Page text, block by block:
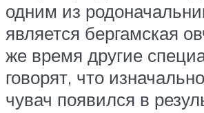
одним из
является бергамская
же время другие
говорят, что
чувач появился в